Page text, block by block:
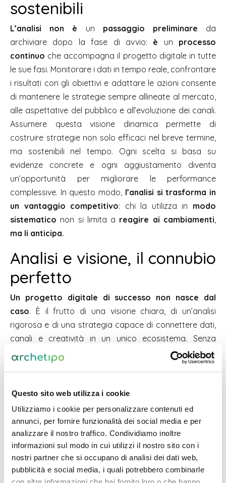
Questo sito web utilizza i cookie
Utilizziamo i cookie per personalizzare contenuti ed
annunci, per fornire funzionalità dei social media e per
analizzare il nostro traffico. Condividiamo inoltre
informazioni sul modo in cui utilizzi il nostro sito con i
nostri partner che si occupano di analisi dei dati web,
pubblicità e social media, i quali potrebbero combinarle
sostenibili
L’analisi non è un passaggio preliminare da
archiviare dopo la fase di avvio: è un processo
continuo che accompagna il progetto digitale in tutte
le sue fasi. Monitorare i dati in tempo reale, confrontare
i risultati con gli obiettivi e adattare le azioni consente
di mantenere le strategie sempre allineate al mercato,
alle aspettative del pubblico e all’evoluzione dei canali.
Assumere questa visione dinamica permette di
costruire strategie non solo efficaci nel breve termine,
ma sostenibili nel tempo. Ogni scelta si basa su
evidenze concrete e ogni aggiustamento diventa
un’opportunità per migliorare le performance
complessive. In questo modo, l’analisi si trasforma in
un vantaggio competitivo: chi la utilizza in modo
sistematico non si limita a reagire ai cambiamenti,
ma li anticipa.
Analisi e visione, il connubio
perfetto
Un progetto digitale di successo non nasce dal
caso. È il frutto di una visione chiara, di un’analisi
rigorosa e di una strategia capace di connettere dati,
canali e creatività in un unico ecosistema. Senza
questo approccio, anche le idee più brillanti rischiano di
disperdersi in azioni frammentate e poco efficaci.
formale, ma un processo collaborativo
continuativo che trasforma dati e insight in
strategie concrete, integrate e scalabili.
Contattaci
insieme possiamo costruire una strategia
solida, integrata e sostenibile, affiancandoti nella